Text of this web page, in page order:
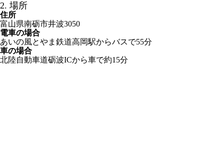
2. 場所
住所
富山県南砺市井波3050
電車の場合
あいの風とやま鉄道高岡駅からバスで55分
車の場合
北陸自動車道砺波ICから車で約15分